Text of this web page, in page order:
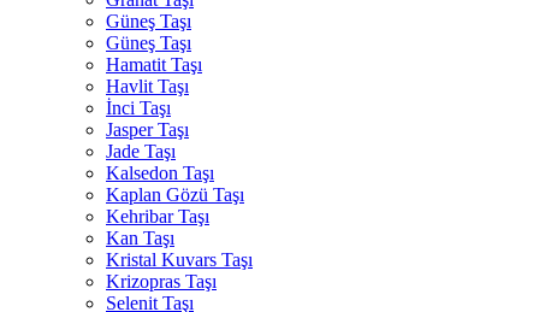
Güneş Taşı
Güneş Taşı
Hamatit Taşı
Havlit Taşı
İnci Taşı
Jasper Taşı
Jade Taşı
Kalsedon Taşı
Kaplan Gözü Taşı
Kehribar Taşı
Kan Taşı
Kristal Kuvars Taşı
Krizopras Taşı
Selenit Taşı